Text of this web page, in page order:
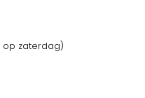
op zaterdag)